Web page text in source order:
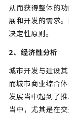
从而获得整体的
展和开发的需求
决定性原则。
2、经济性分析
城市开发与建设
而城市商业综合
发展当中起到了
当中，尤其是在